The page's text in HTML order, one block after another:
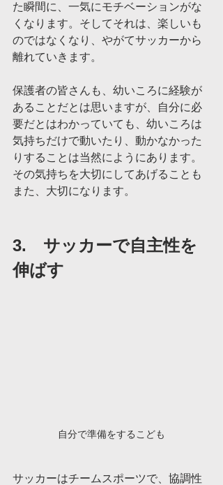
た瞬間に、一気にモチベーションがな
くなります。そしてそれは、楽しいも
のではなくなり、やがてサッカーから
離れていきます。
保護者の皆さんも、幼いころに経験が
あることだとは思いますが、自分に必
要だとはわかっていても、幼いころは
気持ちだけで動いたり、動かなかった
りすることは当然にようにあります。
その気持ちを大切にしてあげることも
また、大切になります。
3.　サッカーで自主性を
伸ばす
自分で準備をするこども
サッカーはチームスポーツで、協調性